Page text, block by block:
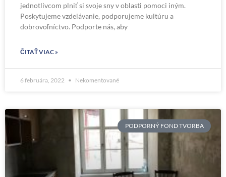
jednotlivcom plniť si svoje sny v oblasti pomoci iným.
Poskytujeme vzdelávanie, podporujeme kultúru a
dobrovoľníctvo. Podporte nás, aby
ČITAŤ VIAC »
6 februára, 2022 Nekomentované
PODPORNÝ FOND TVORBA